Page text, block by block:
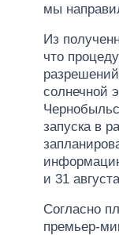
мы
Из
что
солнечной
запуска в
и 31
Согласно
премьер-